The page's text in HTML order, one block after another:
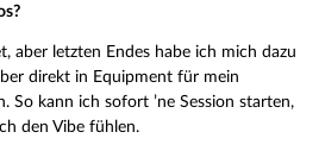
aber letzten Endes habe ich mich dazu
direkt in Equipment für mein
So kann ich sofort ’ne Session starten,
den Vibe fühlen.